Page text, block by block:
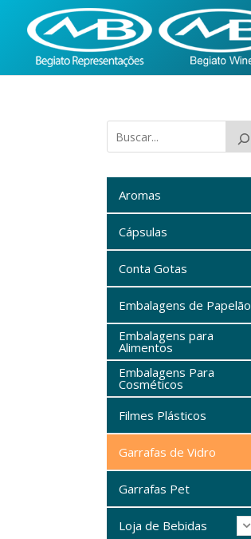
Aromas
Cápsulas
Conta Gotas
Embalagens de Papelão
Embalagens para
Alimentos
Embalagens Para
Cosméticos
Filmes Plásticos
Garrafas de Vidro
Garrafas Pet
Loja de Bebidas